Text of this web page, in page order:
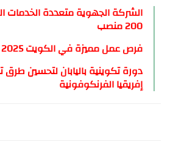
الشركة الجهوية متعددة الخدمات
200 منصب
فرص عمل مميزة في الكويت 2025
دورة تكوينية باليابان لتحسين
إفريقيا الفرنكوفونية